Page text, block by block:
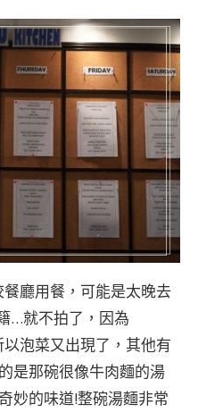
廳用餐，可能是太晚去
…就不拍了，因為
泡菜又出現了，其他有
是那碗很像牛肉麵的湯
妙的味道!整碗湯麵非常